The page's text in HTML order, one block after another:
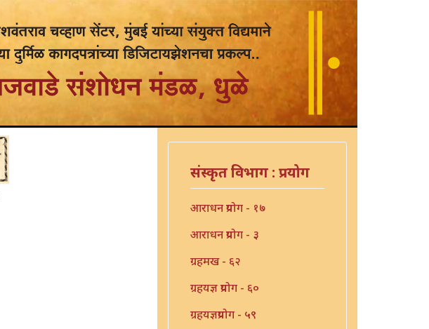
संस्कृत विभाग : प्रयोग
आराधन प्रयोग - १७
आराधन प्रयोग - ३
ग्रहमख - ६२
ग्रहयज्ञ प्रयोग - ६०
ग्रहयज्ञप्रयोग - ५९